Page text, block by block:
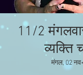
11/2
व्यक्ति
मंगल, 02 नव॰